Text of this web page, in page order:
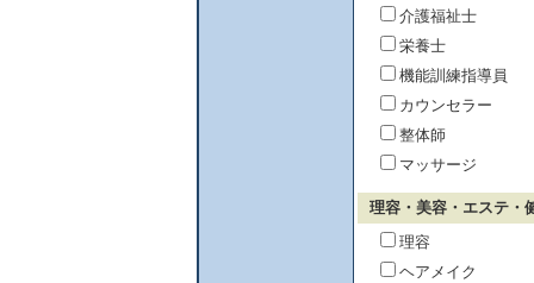
介護福祉士
栄養士
機能訓練指導員
カウンセラー
整体師
マッサージ
理容・美容・エステ・
理容
ヘアメイク